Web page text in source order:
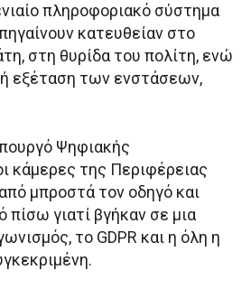
πληροφοριακό σύστημα
κατευθείαν στο
στη θυρίδα του πολίτη, ενώ
εξέταση των ενστάσεων,
Ψηφιακής
κάμερες της Περιφέρειας
μπροστά τον οδηγό και
πίσω γιατί βγήκαν σε μια
το GDPR και η όλη η